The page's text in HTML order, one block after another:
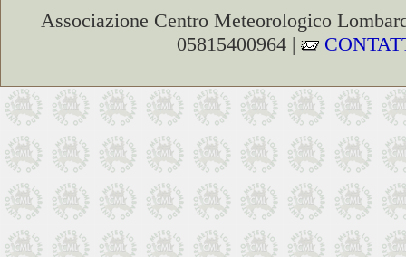
Associazione Centro Meteorologico
05815400964 |